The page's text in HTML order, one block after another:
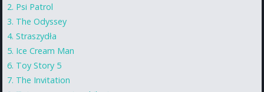
Psi Patrol
The Odyssey
Straszydła
Ice Cream Man
Toy Story 5
The Invitation